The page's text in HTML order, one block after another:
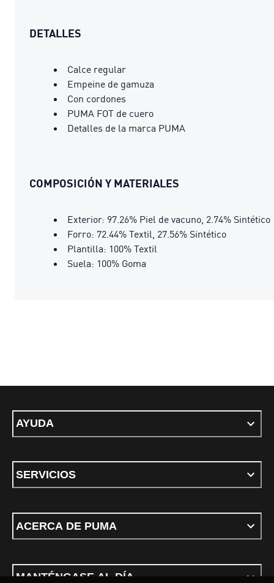
DETALLES
Calce regular
Empeine de gamuza
Con cordones
PUMA FOT de cuero
Detalles de la marca PUMA
COMPOSICIÓN Y MATERIALES
Exterior: 97.26% Piel de vacuno, 2.74% Sintético
Forro: 72.44% Textil, 27.56% Sintético
Plantilla: 100% Textil
Suela: 100% Goma
AYUDA
SERVICIOS
ACERCA DE PUMA
MANTÉNGASE AL DÍA